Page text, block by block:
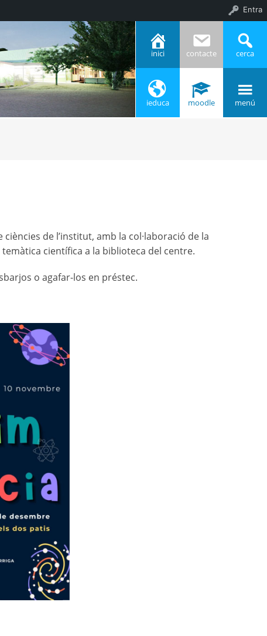
inici contacte cerca
ieduca moodle menú
de l’institut, amb la col·laboració de la
científica a la biblioteca del centre.
o agafar-los en préstec.
Entra